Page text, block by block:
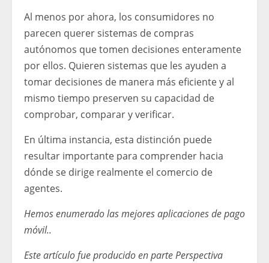
Al menos por ahora, los consumidores no
parecen querer sistemas de compras
autónomos que tomen decisiones enteramente
por ellos. Quieren sistemas que les ayuden a
tomar decisiones de manera más eficiente y al
mismo tiempo preserven su capacidad de
comprobar, comparar y verificar.
En última instancia, esta distinción puede
resultar importante para comprender hacia
dónde se dirige realmente el comercio de
agentes.
Hemos enumerado las mejores aplicaciones de pago
móvil..
Este artículo fue producido en partePerspectiva